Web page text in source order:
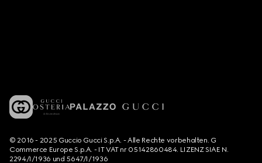
© 2016 - 2025 Guccio Gucci S.p.A. - Alle Rechte vorbehalten. G
Commerce Europe S.p.A. - IT VAT nr 05142860484. LIZENZ SIAE N.
2294/I/1936 und 5647/I/1936